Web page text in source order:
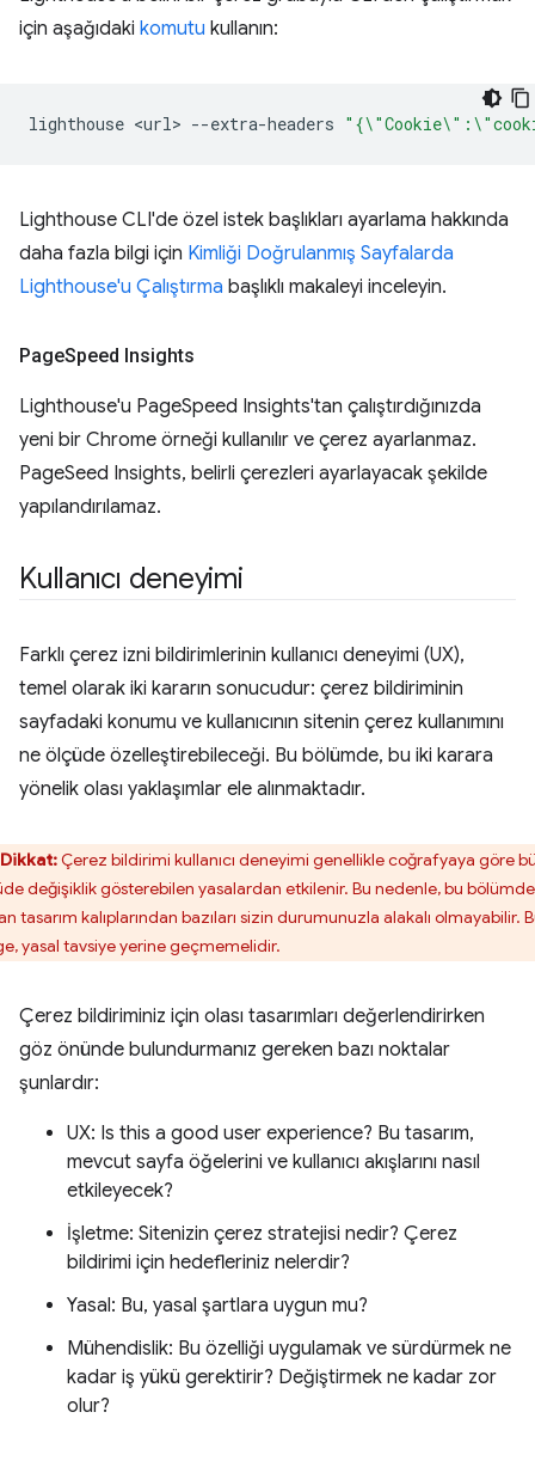
için aşağıdaki komutu kullanın:
lighthouse <url> --extra-headers
Lighthouse CLI'de özel istek başlıkları ayarlama hakkında
daha fazla bilgi için Kimliği Doğrulanmış Sayfalarda
Lighthouse'u Çalıştırma başlıklı makaleyi inceleyin.
PageSpeed Insights
Lighthouse'u PageSpeed Insights'tan çalıştırdığınızda
yeni bir Chrome örneği kullanılır ve çerez ayarlanmaz.
PageSeed Insights, belirli çerezleri ayarlayacak şekilde
yapılandırılamaz.
Kullanıcı deneyimi
Farklı çerez izni bildirimlerinin kullanıcı deneyimi (UX),
temel olarak iki kararın sonucudur: çerez bildiriminin
sayfadaki konumu ve kullanıcının sitenin çerez kullanımını
ne ölçüde özelleştirebileceği. Bu bölümde, bu iki karara
yönelik olası yaklaşımlar ele alınmaktadır.
Dikkat:Çerez bildirimi kullanıcı deneyimi genellikle coğrafyaya göre
değişiklik gösterebilen yasalardan etkilenir. Bu nedenle, bu
tasarım kalıplarından bazıları sizin durumunuzla alakalı olmayabilir.
yasal tavsiye yerine geçmemelidir.
Çerez bildiriminiz için olası tasarımları değerlendirirken
göz önünde bulundurmanız gereken bazı noktalar
şunlardır:
UX: Is this a good user experience? Bu tasarım,
mevcut sayfa öğelerini ve kullanıcı akışlarını nasıl
etkileyecek?
İşletme: Sitenizin çerez stratejisi nedir? Çerez
bildirimi için hedefleriniz nelerdir?
Yasal: Bu, yasal şartlara uygun mu?
Mühendislik: Bu özelliği uygulamak ve sürdürmek ne
kadar iş yükü gerektirir? Değiştirmek ne kadar zor
olur?